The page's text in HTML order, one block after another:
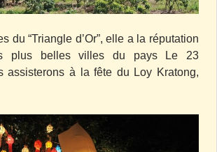
du “Triangle d’Or”, elle a la réputation
plus belles villes du pays Le 23
assisterons à la fête du Loy Kratong,